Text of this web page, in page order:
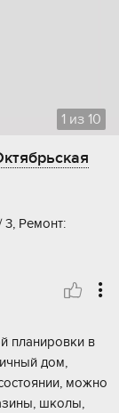
1 из 10
Ремонт:
планиpовки в
дом,
мoжно
школы,